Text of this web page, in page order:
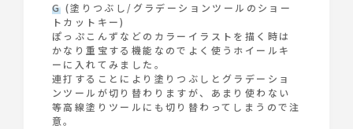
G (塗りつぶし/グラデーションツールのショー
トカットキー)
ぽっぷこんずなどのカラーイラストを描く時は
かなり重宝する機能なのでよく使うホイールキ
ーに入れてみました。
連打することにより塗りつぶしとグラデーショ
ンツールが切り替わりますが、あまり使わない
等高線塗りツールにも切り替わってしまうので注
意。